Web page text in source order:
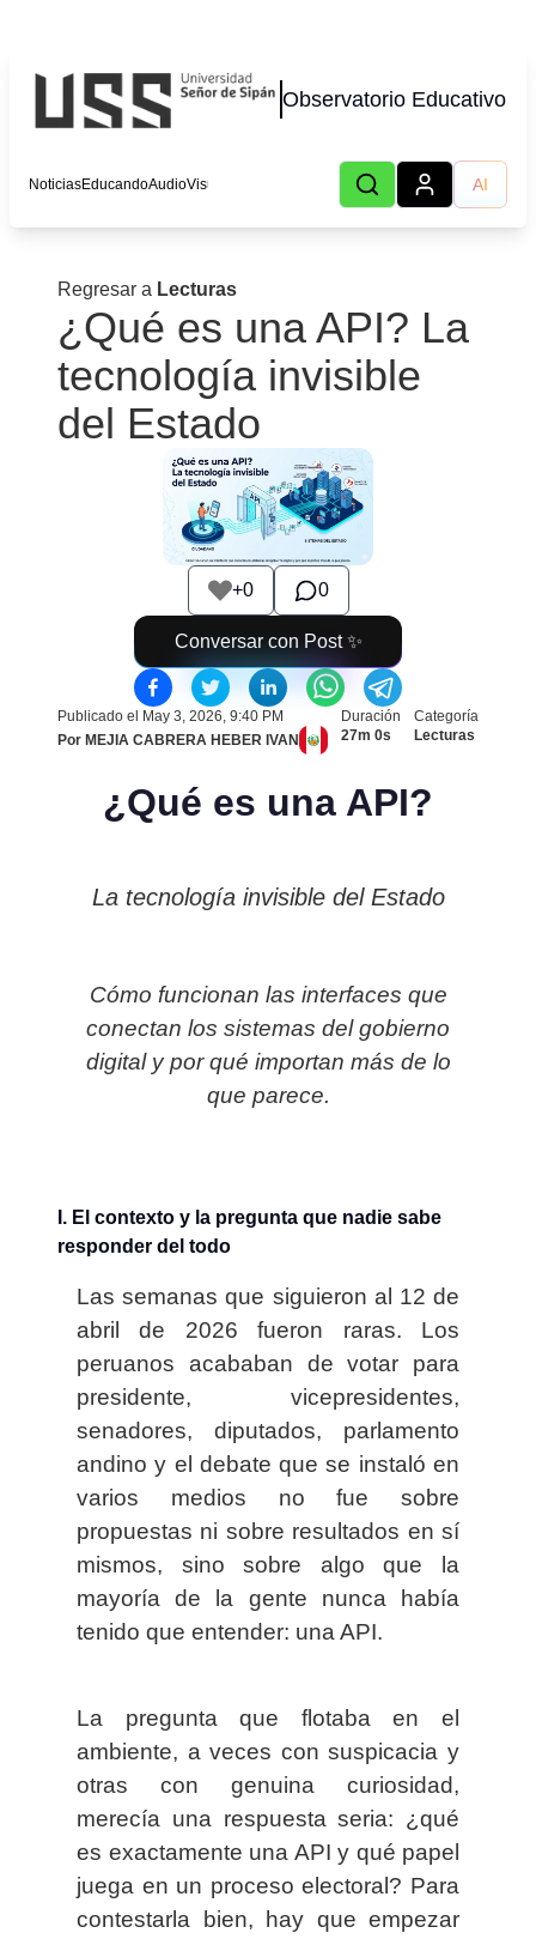
Observatorio Educativo
NoticiasEducandoAudioVisual Autores Eventos CHOTAI
Regresar a Lecturas
¿Qué es una API? La
tecnología invisible
del Estado
+0 0
Conversar con Post ✨
Publicado el May 3, 2026, 9:40 PM
Por MEJIA CABRERA HEBER IVAN
Duración
27m 0s
Categoría
Lecturas
¿Qué es una API?
La tecnología invisible del Estado
Cómo funcionan las interfaces que
conectan los sistemas del gobierno
digital y por qué importan más de lo
que parece.
I. El contexto y la pregunta que nadie sabe
responder del todo
Las semanas que siguieron al 12 de
abril de 2026 fueron raras. Los
peruanos acababan de votar para
presidente, vicepresidentes,
senadores, diputados, parlamento
andino y el debate que se instaló en
varios medios no fue sobre
propuestas ni sobre resultados en sí
mismos, sino sobre algo que la
mayoría de la gente nunca había
tenido que entender: una API.
La pregunta que flotaba en el
ambiente, a veces con suspicacia y
otras con genuina curiosidad,
merecía una respuesta seria: ¿qué
es exactamente una API y qué papel
juega en un proceso electoral? Para
contestarla bien, hay que empezar